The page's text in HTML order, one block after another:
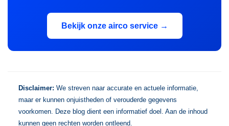
Bekijk onze airco service →
Disclaimer: We streven naar accurate en actuele informatie,
maar er kunnen onjuistheden of verouderde gegevens
voorkomen. Deze blog dient een informatief doel. Aan de inhoud
kunnen geen rechten worden ontleend.